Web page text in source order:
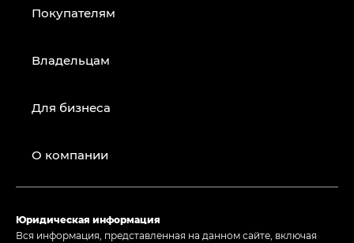
Покупателям
Владельцам
Для бизнеса
О компании
Юридическая информация
Вся информация, представленная на данном сайте, включая